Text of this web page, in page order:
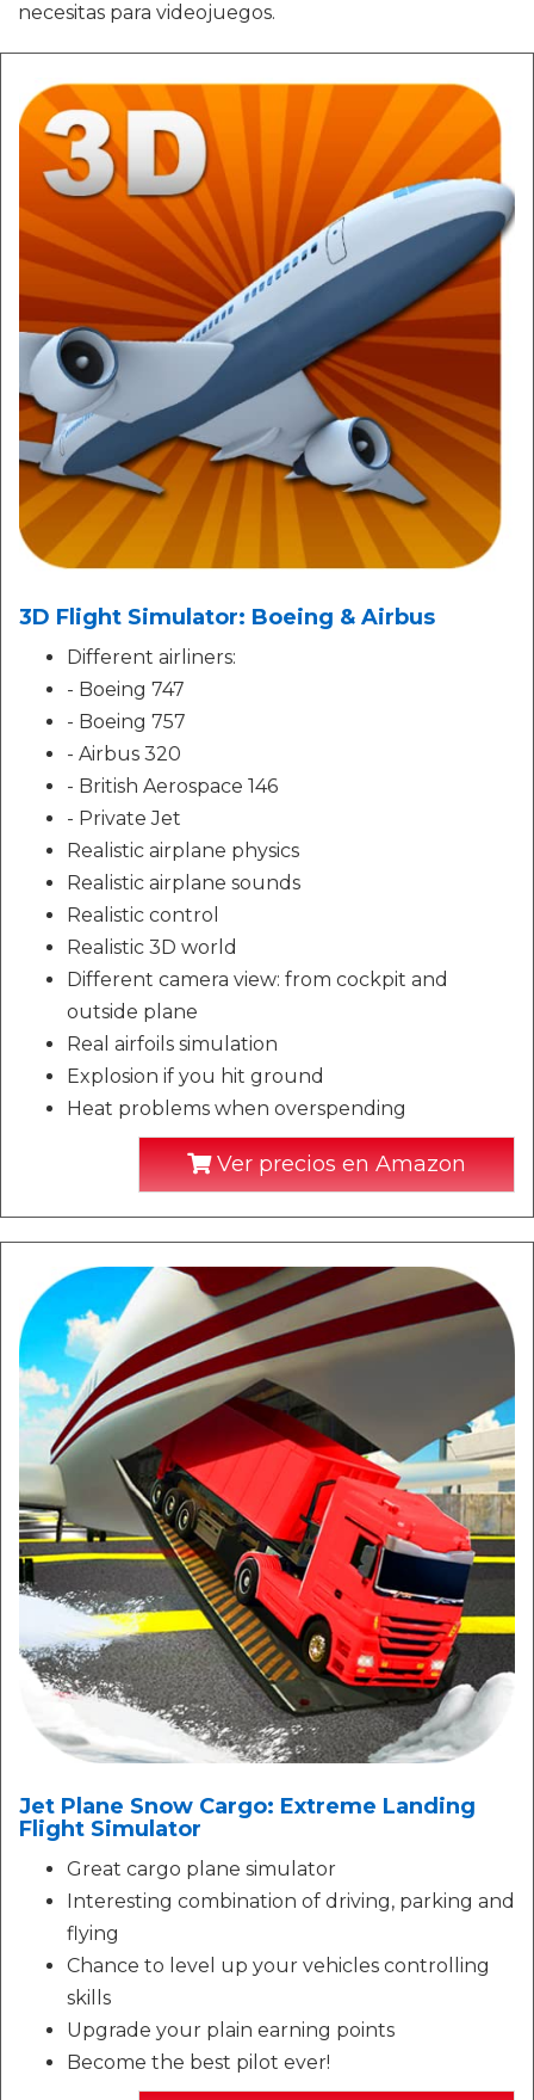
necesitas para videojuegos.
3D Flight Simulator: Boeing & Airbus
Different airliners:
- Boeing 747
- Boeing 757
- Airbus 320
- British Aerospace 146
- Private Jet
Realistic airplane physics
Realistic airplane sounds
Realistic control
Realistic 3D world
Different camera view: from cockpit and
outside plane
Real airfoils simulation
Explosion if you hit ground
Heat problems when overspending
Ver precios en Amazon
Jet Plane Snow Cargo: Extreme Landing
Flight Simulator
Great cargo plane simulator
Interesting combination of driving, parking and
flying
Chance to level up your vehicles controlling
skills
Upgrade your plain earning points
Become the best pilot ever!